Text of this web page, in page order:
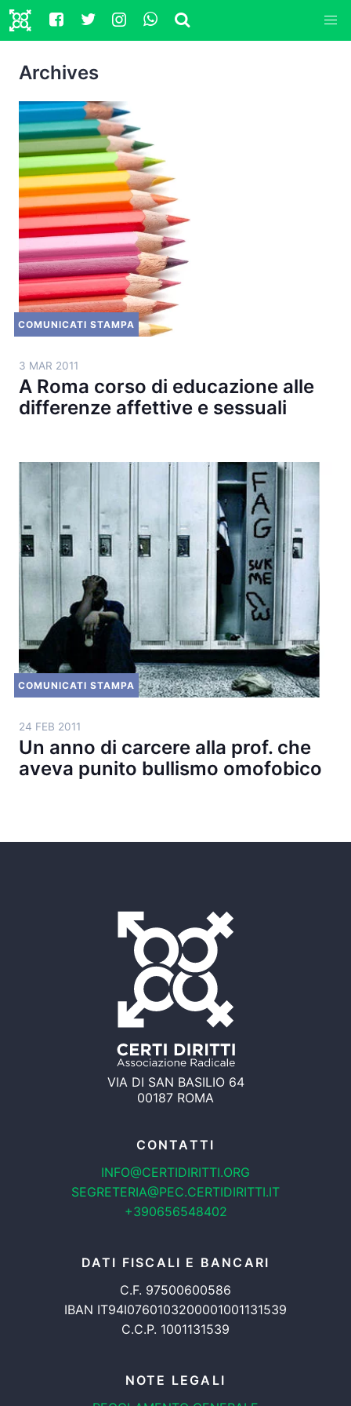
Archives
COMUNICATI STAMPA
3 MAR 2011
A Roma corso di educazione alle
differenze affettive e sessuali
COMUNICATI STAMPA
24 FEB 2011
Un anno di carcere alla prof. che
aveva punito bullismo omofobico
VIA DI SAN BASILIO 64
00187 ROMA
CONTATTI
INFO@CERTIDIRITTI.ORG
SEGRETERIA@PEC.CERTIDIRITTI.IT
+390656548402
DATI FISCALI E BANCARI
C.F. 97500600586
IBAN IT94I0760103200001001131539
C.C.P. 1001131539
NOTE LEGALI